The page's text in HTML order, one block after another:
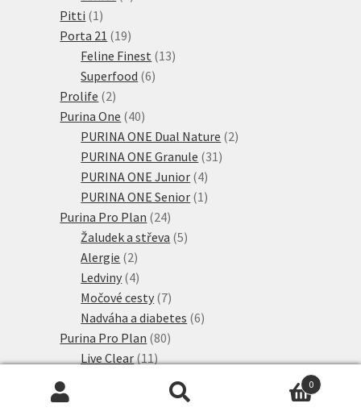
Pitti 1 1
produkt
Porta 21 1919
produktů
Feline Finest 1313
Superfood 66
Prolife 22
produkty
Purina One 4040
produktů
PURINA ONE Dual Nature 22
PURINA ONE Granule 31 31
PURINA ONE Junior 44
produkty
PURINA ONE Senior 1 1
Purina Pro Plan 2424
produktů
Žaludek a střeva 55
Alergie 22
produkty
Ledviny 44
produkty
Močové cesty 77
produktů
Nadváha a diabetes 66
Purina Pro Plan 8080
Live Clear 1111
PURINA PRO PLAN
PURINA PRO PLAN Kitten
0